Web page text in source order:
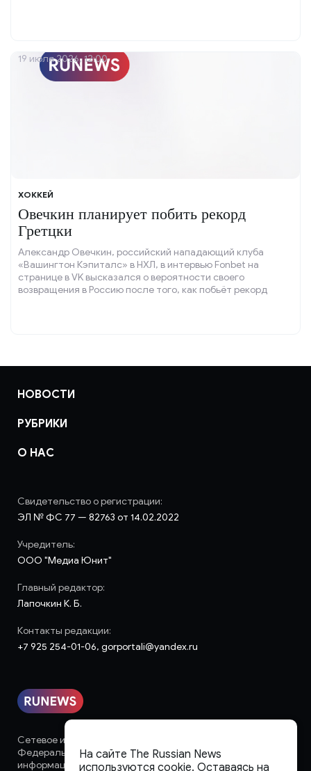
ХОККЕЙ
Овечкин планирует побить рекорд
Гретцки
Александр Овечкин, российский нападающий клуба
«Вашингтон Кэпиталс» в НХЛ, в интервью Fonbet на
странице в VK высказался о вероятности своего
возвращения в Россию после того, как побьёт рекорд
19 июля 2026, 12:00
НОВОСТИ
РУБРИКИ
О НАС
Сетевое издание «runews» (18+) зарегистрировано в
Федеральной службе по надзору в сфере связи,
информационных технологий и массовых коммуникаций
Свидетельство о регистрации:
ЭЛ № ФС 77 — 82763 от 14.02.2022
Учредитель:
ООО "Медиа Юнит"
Главный редактор:
Лапочкин К. Б.
Контакты редакции:
+7 925 254-01-06, gorportali@yandex.ru
На сайте The Russian News
используются cookie. Оставаясь на